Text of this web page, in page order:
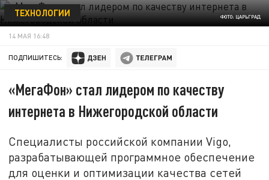
ФОТО: ЦАРЬГРАД
ТЕХНОЛОГИИ
14 МАЯ 16:48
ПОДПИШИТЕСЬ:
«МегаФон» стал лидером по качеству
интернета в Нижегородской области
Специалисты российской компании Vigo,
разрабатывающей программное обеспечение
для оценки и оптимизации качества сетей